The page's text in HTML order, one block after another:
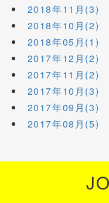
2018年11月(3)
2018年10月(2)
2018年05月(1)
2017年12月(2)
2017年11月(2)
2017年10月(3)
2017年09月(3)
2017年08月(5)